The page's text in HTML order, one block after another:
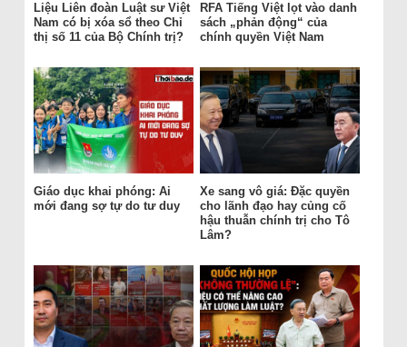
Liệu Liên đoàn Luật sư Việt
Nam có bị xóa sổ theo Chỉ
thị số 11 của Bộ Chính trị?
RFA Tiếng Việt lọt vào danh
sách „phản động“ của
chính quyền Việt Nam
Giáo dục khai phóng: Ai
mới đang sợ tự do tư duy
Xe sang vô giá: Đặc quyền
cho lãnh đạo hay củng cố
hậu thuẫn chính trị cho Tô
Lâm?